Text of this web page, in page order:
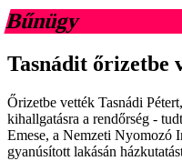
Bűnügy
Tasnádit őrizetbe
Őrizetbe vették Tasnádi
kihallgatásra a rendőrség -
Emese, a Nemzeti Nyomozó
gyanúsított lakásán